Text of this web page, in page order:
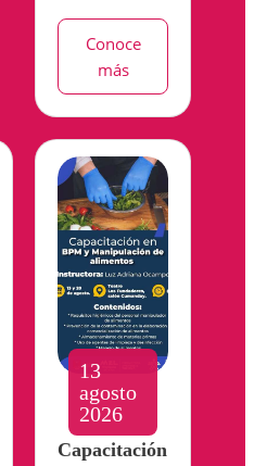
Conoce
más
13
agosto
2026
Capacitación